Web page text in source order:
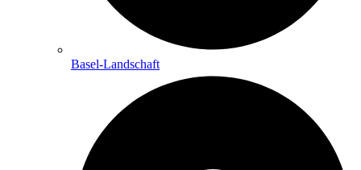
Basel-Landschaft